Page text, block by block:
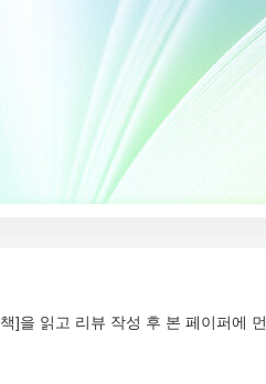
]을 읽고 리뷰 작성 후 본 페이퍼에